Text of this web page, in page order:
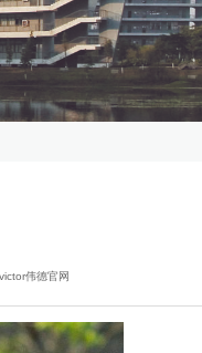
伟德官网